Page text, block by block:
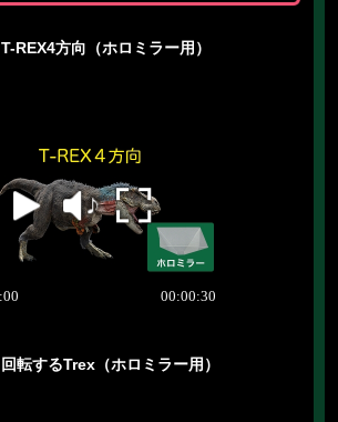
T-REX4方向（ホロミラー用）
回転するTrex（ホロミラー用）